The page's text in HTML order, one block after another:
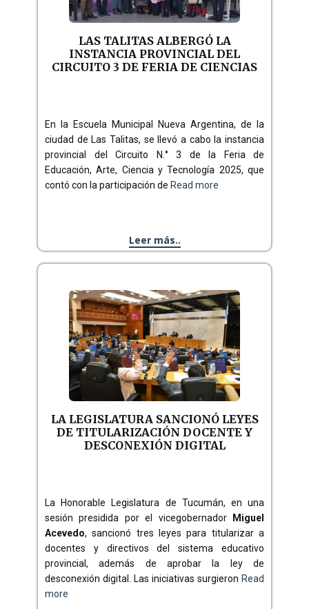
LAS TALITAS ALBERGÓ LA
INSTANCIA PROVINCIAL DEL
CIRCUITO 3 DE FERIA DE CIENCIAS
En la Escuela Municipal Nueva Argentina, de la
ciudad de Las Talitas, se llevó a cabo la instancia
provincial del Circuito N.° 3 de la Feria de
Educación, Arte, Ciencia y Tecnología 2025, que
contó con la participación de Read more
Leer más..
LA LEGISLATURA SANCIONÓ LEYES
DE TITULARIZACIÓN DOCENTE Y
DESCONEXIÓN DIGITAL
La Honorable Legislatura de Tucumán, en una
sesión presidida por el vicegobernador
Miguel
Acevedo, sancionó tres leyes para titularizar a
docentes y directivos del sistema educativo
provincial, además de aprobar la ley de
desconexión digital. Las iniciativas surgieron Read
more